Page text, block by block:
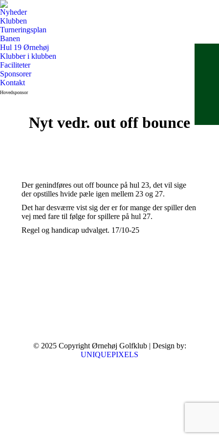
Nyheder
Klubben
Turneringsplan
Banen
Hul 19 Ørnehøj
Klubber i klubben
Faciliteter
Sponsorer
Kontakt
Hovedsponsor
Nyt vedr. out off bounce
Der genindføres out off bounce på hul 23, det vil sige
der opstilles hvide pæle igen mellem 23 og 27.
Det har desværre vist sig der er for mange der spiller den
vej med fare til følge for spillere på hul 27.
Regel og handicap udvalget. 17/10-25
© 2025 Copyright Ørnehøj Golfklub | Design by:
UNIQUEPIXELS